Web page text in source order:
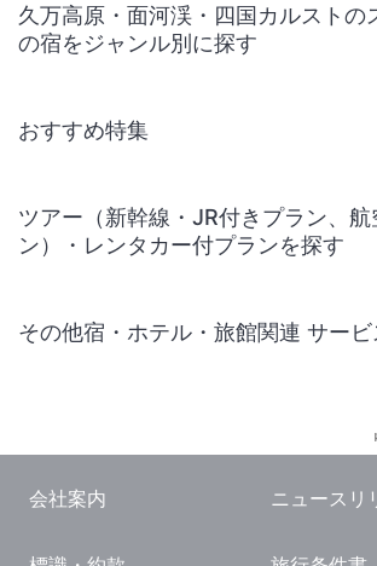
久万高原・面河渓・四国カルストの
の宿をジャンル別に探す
おすすめ特集
ツアー（新幹線・JR付きプラン、航
ン）・レンタカー付プランを探す
その他宿・ホテル・旅館関連 サービ
会社案内 ニュースリ